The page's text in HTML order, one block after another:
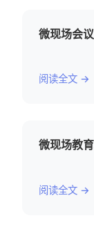
微现场会
阅读全文 →
微现场教
阅读全文 →